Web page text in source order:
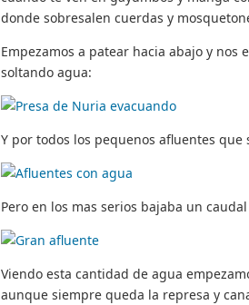
donde sobresalen cuerdas y
Empezamos a patear hacia abajo y
soltando agua:
Y por todos los pequenos afluentes
Pero en los mas serios bajaba un
Viendo esta cantidad de agua
aunque siempre queda la represa y